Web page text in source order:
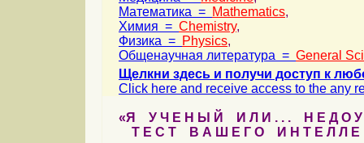
Математика = Mathematics,
Химия = Chemistry,
Физика = Physics,
Общенаучная литература = General
Щелкни здесь и получи доступ к
Click here and receive access to the any
«Я У Ч Е Н Ы Й И Л И . . . Н Е Д О У
Т Е С Т В А Ш Е Г О И Н Т Е Л Л Е